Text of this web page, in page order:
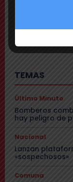
Tensión:
Toledo de
TEMAS
Último Minuto
Bomberos
hay peligro de
Nacional
Lanzan
«sospechosos»
Comuna